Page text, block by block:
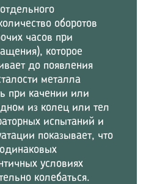
оборотов
часов при
которое
до появления
металла
при качении или
из колец или тел
испытаний и
показывает, что
условиях
колебаться.